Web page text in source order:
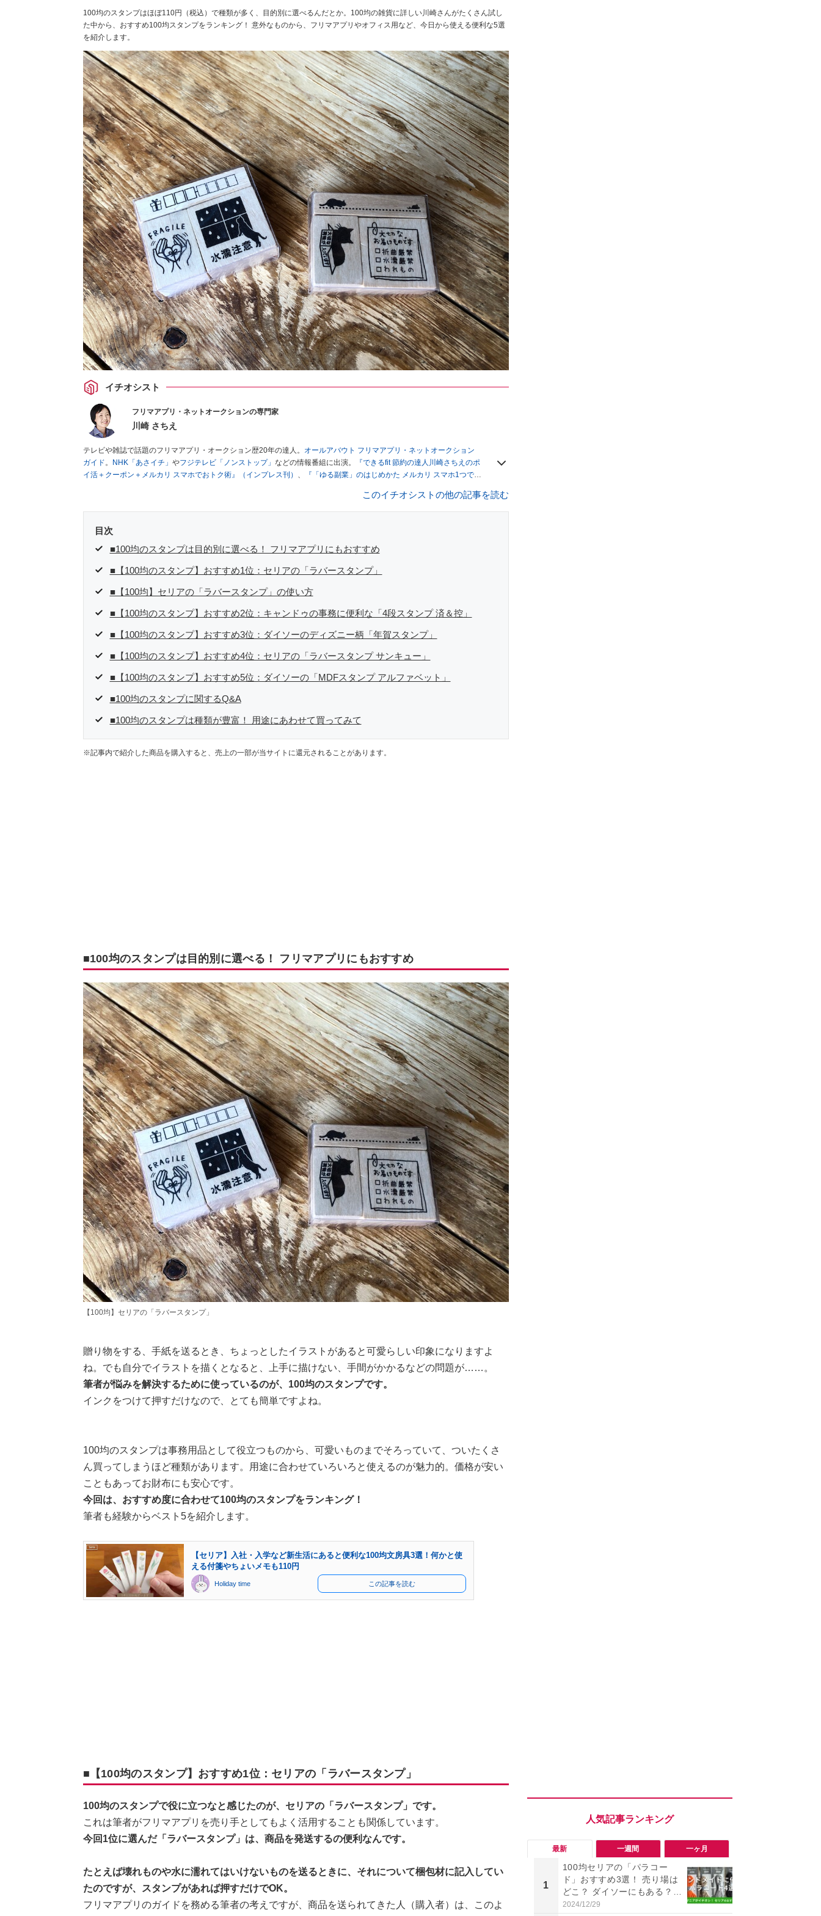
100均のスタンプはほぼ110円（税込）で種類が多く、目的別に選べるんだとか。100均の雑貨に詳しい川崎さんがたくさん試し
た中から、おすすめ100均スタンプをランキング！ 意外なものから、フリマアプリやオフィス用など、今日から使える便利な5選
を紹介します。
イチオシスト
フリマアプリ・ネットオークションの専門家
川崎 さちえ
テレビや雑誌で話題のフリマアプリ・オークション歴20年の達人。
オールアバウト フリマアプリ・ネットオークション
ガイド 。 NHK「あさイチ」 やフジテレビ「ノンストップ」 などの情報番組に出演。
『できるfit 節約の達人川崎さちえのポ
イ活＋クーポン＋メルカリ スマホでおトク術』（インプレス刊）
『「ゆる副業」のはじめかた メルカリ スマホ1つでス
■経歴：2003年、夫が子育てをするために、突然会社を辞める。翌月からの給料が０円になり、家にいながら、しかも空
いた時間でできるオークションに目をつける。しかし、取引の仕方がわからずに、まずは落札者として参加。その後、出
を生活の一部に取り入れるべく、「ネットオークションやフリマアプリは生活のインフラになる」という考えを持つ。ま
た消費税増税の社会においては、ネットオークションやフリマアプリが家計の救世主になりえると考え、業者とは違う視
このイチオシストの他の記事を読む
目次
■100均のスタンプは目的別に選べる！ フリマアプリにもおすすめ
■【100均のスタンプ】おすすめ1位：セリアの「ラバースタンプ」
■【100均】セリアの「ラバースタンプ」の使い方
■【100均のスタンプ】おすすめ2位：キャンドゥの事務に便利な「4段スタンプ 済＆控」
■【100均のスタンプ】おすすめ3位：ダイソーのディズニー柄「年賀スタンプ」
■【100均のスタンプ】おすすめ4位：セリアの「ラバースタンプ サンキュー」
■【100均のスタンプ】おすすめ5位：ダイソーの「MDFスタンプ アルファベット」
■100均のスタンプに関するQ&A
■100均のスタンプは種類が豊富！ 用途にあわせて買ってみて
※記事内で紹介した商品を購入すると、売上の一部が当サイトに還元されることがあります。
■100均のスタンプは目的別に選べる！ フリマアプリにもおすすめ
【100均】セリアの「ラバースタンプ」
贈り物をする、手紙を送るとき、ちょっとしたイラストがあると可愛らしい印象になりますよ
ね。でも自分でイラストを描くとなると、上手に描けない、手間がかかるなどの問題が……。
筆者が悩みを解決するために使っているのが、100均のスタンプです。
インクをつけて押すだけなので、とても簡単ですよね。
100均のスタンプは事務用品として役立つものから、可愛いものまでそろっていて、ついたくさ
ん買ってしまうほど種類があります。用途に合わせていろいろと使えるのが魅力的。価格が安い
こともあってお財布にも安心です。
今回は、おすすめ度に合わせて100均のスタンプをランキング！
筆者も経験からベスト5を紹介します。
【セリア】入社・入学など新生活にあると便利な100均文房具3選！何かと使
える付箋やちょいメモも110円
Holiday time この記事を読む
■【100均のスタンプ】おすすめ1位：セリアの「ラバースタンプ」
100均のスタンプで役に立つなと感じたのが、セリアの「ラバースタンプ」です。
これは筆者がフリマアプリを売り手としてもよく活用することも関係しています。
今回1位に選んだ「ラバースタンプ」は、商品を発送するの便利なんです。
たとえば壊れものや水に濡れてはいけないものを送るときに、それについて梱包材に記入してい
たのですが、スタンプがあれば押すだけでOK。
フリマアプリのガイドを務める筆者の考えですが、商品を送られてきた人（購入者）は、このよ
最新 一週間 一ヶ月
1
100均セリアの「パラコー
ド」おすすめ3選！ 売り場は
どこ？ ダイソーにもある？
色・長さ・太さも種類豊富
2024/12/29